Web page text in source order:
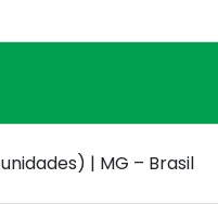
| MG – Brasil